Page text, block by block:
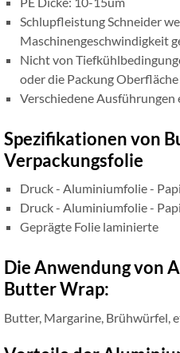
Schlupfleistung Schneider
Maschinengeschwindigkeit
Nicht von
oder die Packung Oberfläche
Verschiedene Ausführungen
Spezifikationen von
Verpackungsfolie
Druck - Aluminiumfolie -
Druck - Aluminiumfolie -
Geprägte Folie laminierte
Die Anwendung von
Butter Wrap:
Butter, Margarine, Brühwürfel,